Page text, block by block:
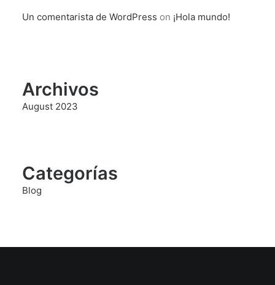
Un comentarista de WordPress on ¡Hola mundo!
Archivos
August 2023
Categorías
Blog